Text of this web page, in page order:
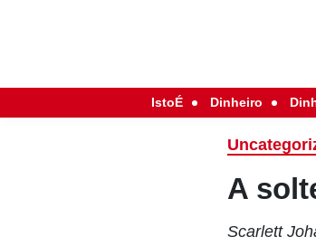
IstoÉ Dinheiro
A
Scarlett